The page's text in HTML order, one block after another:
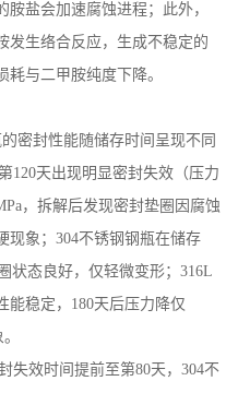
盐会加速腐蚀进程；此外，
发生络合反应，生成不稳定的
与二甲胺纯度下降。
密封性能随储存时间呈现不同
120天出现明显密封失效（压力
，拆解后发现密封垫圈因腐蚀
象； 304不锈钢钢瓶在储存
状态良好，仅轻微变形； 316L
稳定， 180天后压力降仅
失效时间提前至第80天， 304不